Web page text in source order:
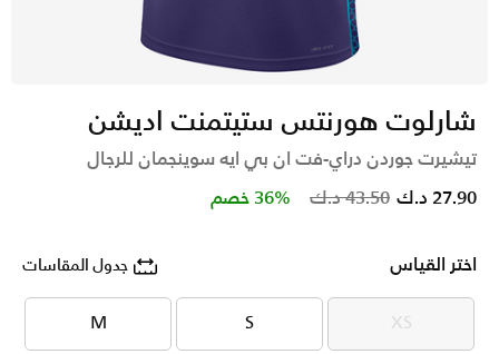
شارلوت هورنتس ستيتمنت اديشن
تيشيرت جوردن دراي-فت ان بي ايه سوينجمان للرجال
Price reduced from
43.50 د.ك to 27.90 د.ك 36% خصم
اختر القياس جدول المقاسات
XS
XS
S
S
M
M